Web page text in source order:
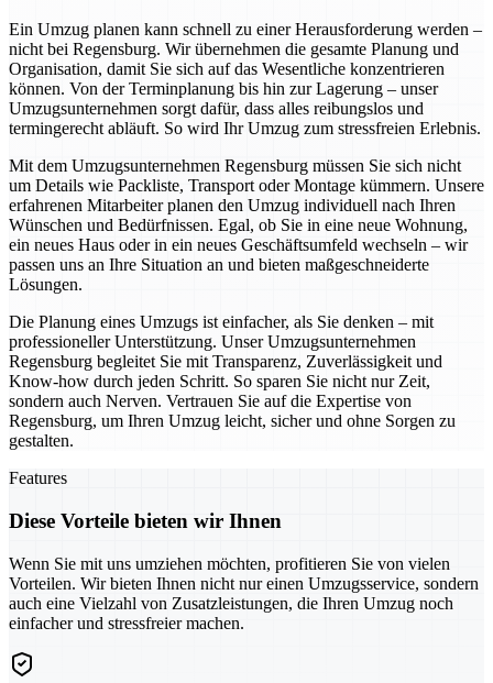
Ein Umzug planen kann schnell zu einer Herausforderung werden –
nicht bei Regensburg. Wir übernehmen die gesamte Planung und
Organisation, damit Sie sich auf das Wesentliche konzentrieren
können. Von der Terminplanung bis hin zur Lagerung – unser
Umzugsunternehmen sorgt dafür, dass alles reibungslos und
termingerecht abläuft. So wird Ihr Umzug zum stressfreien Erlebnis.
Mit dem Umzugsunternehmen Regensburg müssen Sie sich nicht
um Details wie Packliste, Transport oder Montage kümmern. Unsere
erfahrenen Mitarbeiter planen den Umzug individuell nach Ihren
Wünschen und Bedürfnissen. Egal, ob Sie in eine neue Wohnung,
ein neues Haus oder in ein neues Geschäftsumfeld wechseln – wir
passen uns an Ihre Situation an und bieten maßgeschneiderte
Lösungen.
Die Planung eines Umzugs ist einfacher, als Sie denken – mit
professioneller Unterstützung. Unser Umzugsunternehmen
Regensburg begleitet Sie mit Transparenz, Zuverlässigkeit und
Know-how durch jeden Schritt. So sparen Sie nicht nur Zeit,
sondern auch Nerven. Vertrauen Sie auf die Expertise von
Regensburg, um Ihren Umzug leicht, sicher und ohne Sorgen zu
gestalten.
Features
Diese Vorteile bieten wir Ihnen
Wenn Sie mit uns umziehen möchten, profitieren Sie von vielen
Vorteilen. Wir bieten Ihnen nicht nur einen Umzugsservice, sondern
auch eine Vielzahl von Zusatzleistungen, die Ihren Umzug noch
einfacher und stressfreier machen.